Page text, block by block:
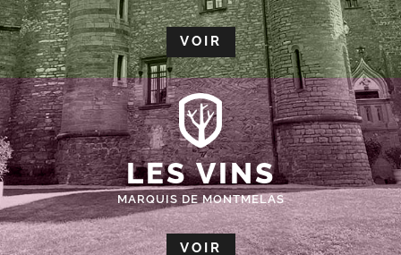
VOIR
LES VINS
MARQUIS DE MONTMELAS
VOIR